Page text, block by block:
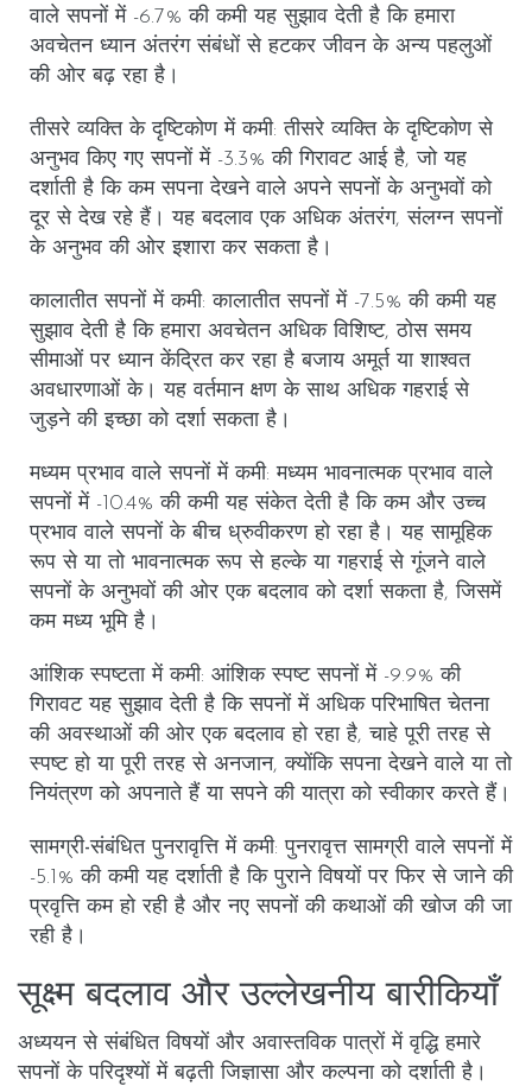
वाले सपनों में -6.7% की कमी यह सुझाव देती है कि हमारा
अवचेतन ध्यान अंतरंग संबंधों से हटकर जीवन के अन्य पहलुओं
की ओर बढ़ रहा है।
तीसरे व्यक्ति के दृष्टिकोण में कमी: तीसरे व्यक्ति के दृष्टिकोण से
अनुभव किए गए सपनों में -3.3% की गिरावट आई है, जो यह
दर्शाती है कि कम सपना देखने वाले अपने सपनों के अनुभवों को
दूर से देख रहे हैं। यह बदलाव एक अधिक अंतरंग, संलग्न सपनों
के अनुभव की ओर इशारा कर सकता है।
कालातीत सपनों में कमी: कालातीत सपनों में -7.5% की कमी यह
सुझाव देती है कि हमारा अवचेतन अधिक विशिष्ट, ठोस समय
सीमाओं पर ध्यान केंद्रित कर रहा है बजाय अमूर्त या शाश्वत
अवधारणाओं के। यह वर्तमान क्षण के साथ अधिक गहराई से
जुड़ने की इच्छा को दर्शा सकता है।
मध्यम प्रभाव वाले सपनों में कमी: मध्यम भावनात्मक प्रभाव वाले
सपनों में -10.4% की कमी यह संकेत देती है कि कम और उच्च
प्रभाव वाले सपनों के बीच ध्रुवीकरण हो रहा है। यह सामूहिक
रूप से या तो भावनात्मक रूप से हल्के या गहराई से गूंजने वाले
सपनों के अनुभवों की ओर एक बदलाव को दर्शा सकता है, जिसमें
कम मध्य भूमि है।
आंशिक स्पष्टता में कमी: आंशिक स्पष्ट सपनों में -9.9% की
गिरावट यह सुझाव देती है कि सपनों में अधिक परिभाषित चेतना
की अवस्थाओं की ओर एक बदलाव हो रहा है, चाहे पूरी तरह से
स्पष्ट हो या पूरी तरह से अनजान, क्योंकि सपना देखने वाले या तो
नियंत्रण को अपनाते हैं या सपने की यात्रा को स्वीकार करते हैं।
सामग्री-संबंधित पुनरावृत्ति में कमी: पुनरावृत्त सामग्री वाले सपनों में
-5.1% की कमी यह दर्शाती है कि पुराने विषयों पर फिर से जाने की
प्रवृत्ति कम हो रही है और नए सपनों की कथाओं की खोज की जा
रही है।
सूक्ष्म बदलाव और उल्लेखनीय बारीकियाँ
अध्ययन से संबंधित विषयों और अवास्तविक पात्रों में वृद्धि हमारे
सपनों के परिदृश्यों में बढ़ती जिज्ञासा और कल्पना को दर्शाती है।